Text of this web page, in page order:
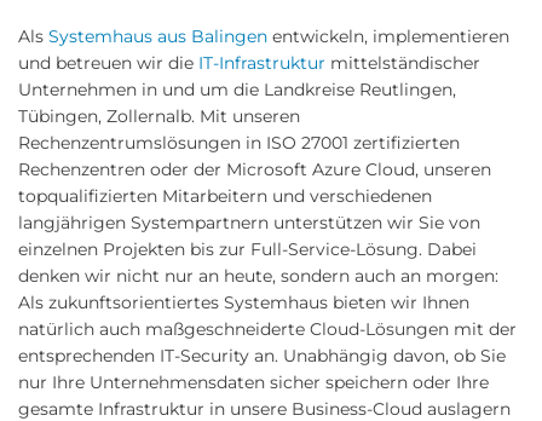
Als Systemhaus aus Balingen entwickeln, implementieren
und betreuen wir die IT-Infrastruktur mittelständischer
Unternehmen in und um die Landkreise Reutlingen,
Tübingen, Zollernalb. Mit unseren
Rechenzentrumslösungen in ISO 27001 zertifizierten
Rechenzentren oder der Microsoft Azure Cloud, unseren
topqualifizierten Mitarbeitern und verschiedenen
langjährigen Systempartnern unterstützen wir Sie von
einzelnen Projekten bis zur Full-Service-Lösung. Dabei
denken wir nicht nur an heute, sondern auch an morgen:
Als zukunftsorientiertes Systemhaus bieten wir Ihnen
natürlich auch maßgeschneiderte Cloud-Lösungen mit der
entsprechenden IT-Security an. Unabhängig davon, ob Sie
nur Ihre Unternehmensdaten sicher speichern oder Ihre
gesamte Infrastruktur in unsere Business-Cloud auslagern